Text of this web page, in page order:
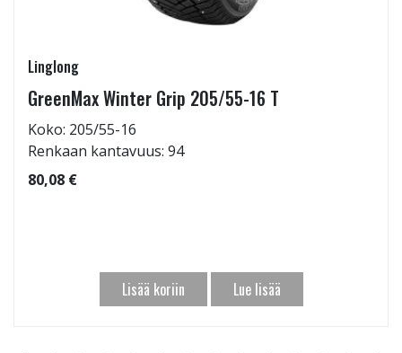
Linglong
GreenMax Winter Grip 205/55-16 T
Koko: 205/55-16
Renkaan kantavuus: 94
80,08 €
Lisää koriin Lue lisää